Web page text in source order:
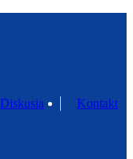
Diskusia Kontakt